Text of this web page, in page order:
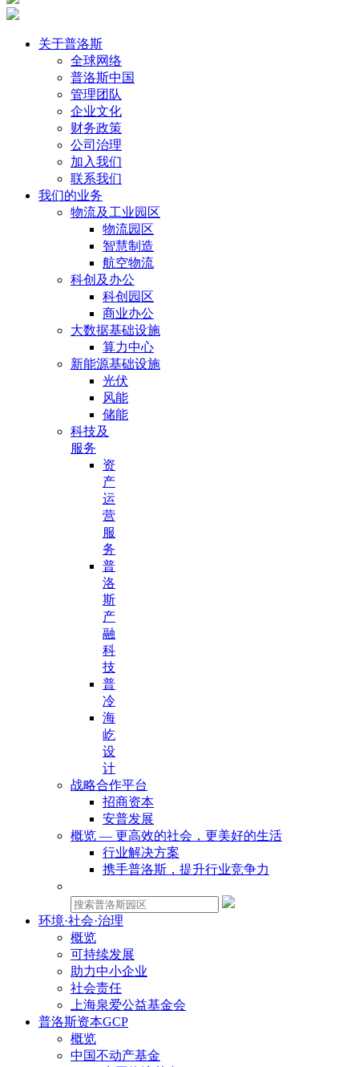
关于普洛斯
全球网络
普洛斯中国
管理团队
企业文化
财务政策
公司治理
加入我们
联系我们
我们的业务
物流及工业园区
物流园区
智慧制造
航空物流
科创及办公
科创园区
商业办公
大数据基础设施
算力中心
新能源基础设施
光伏
风能
储能
科技及
服务
资
产
运
营
服
务
普
洛
斯
产
融
科
技
普
冷
海
屹
设
计
战略合作平台
招商资本
安普发展
概览 — 更高效的社会，更美好的生活
行业解决方案
携手普洛斯，提升行业竞争力
环境·社会·治理
概览
可持续发展
助力中小企业
社会责任
上海泉爱公益基金会
普洛斯资本GCP
概览
中国不动产基金